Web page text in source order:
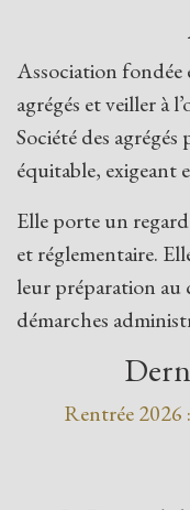
Association fondée
agrégés et veiller à
Société des
équitable, exigeant
Elle porte un
et réglementaire.
leur préparation au
démarches
Rentrée 2026